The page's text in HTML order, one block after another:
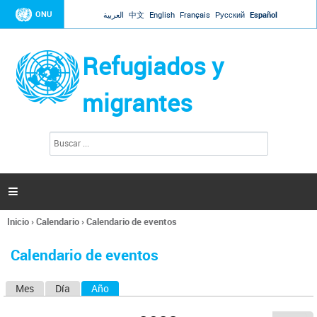
Jump to navigation
ONU العربية 中文 English Français Русский Español
Refugiados y
migrantes
l
s

Se
usted
Inicio›Calendario›Calendario de eventos
Calendario de eventos
Mes Día Año